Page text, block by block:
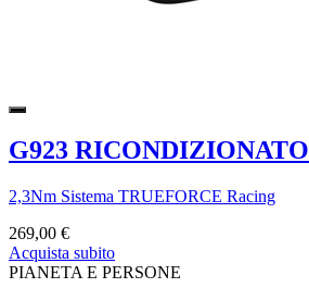
G923 RICONDIZIONATO
2,3Nm Sistema TRUEFORCE Racing
269,00 €
Acquista subito
PIANETA E PERSONE